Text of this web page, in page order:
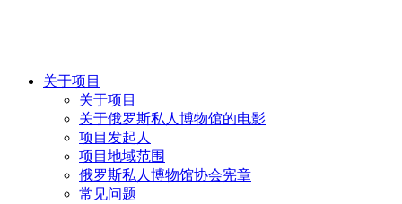
关于项目
关于项目
关于俄罗斯私人博物馆的电影
项目发起人
项目地域范围
俄罗斯私人博物馆协会宪章
常见问题